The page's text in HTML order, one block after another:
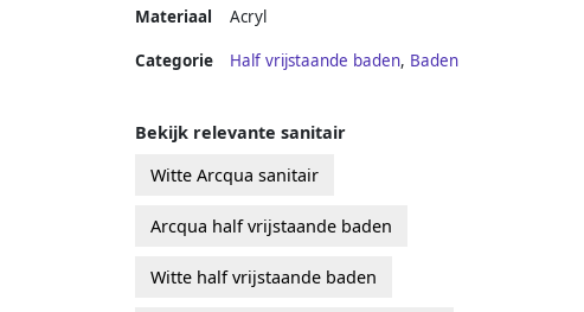
Materiaal Acryl
Categorie Half vrijstaande baden, Baden
Bekijk relevante sanitair
Witte Arcqua sanitair
Arcqua half vrijstaande baden
Witte half vrijstaande baden